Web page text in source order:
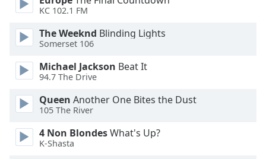
Color
Opacity
Font
Edge
Style
KC 102.1 FM
The Weeknd Blinding Lights
Somerset 106
Michael Jackson Beat It
94.7 The Drive
Queen Another One Bites the Dust
105 The River
4 Non BlondesWhat's Up?
K-Shasta